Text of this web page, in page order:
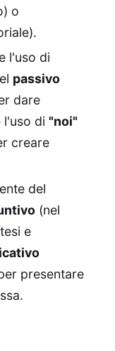
o
l'uso di
passivo
dare
di "noi"
creare
del
(nel
e
presentare